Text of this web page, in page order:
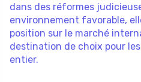
dans des réformes
environnement favorable,
position sur le marché
destination de choix pour
entier.